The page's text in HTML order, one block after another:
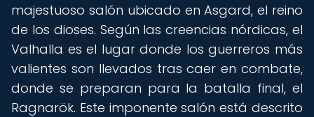
majestuoso salón ubicado en Asgard, el reino
de los dioses. Según las creencias nórdicas, el
Valhalla es el lugar donde los guerreros más
valientes son llevados tras caer en combate,
donde se preparan para la batalla final, el
Ragnarök. Este imponente salón está descrito